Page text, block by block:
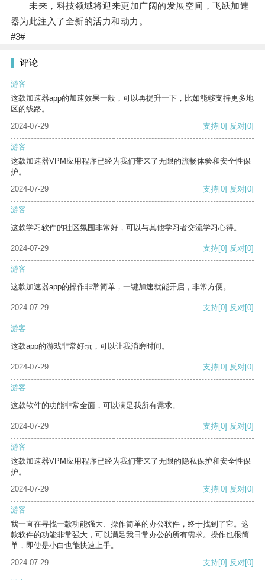
未来，科技领域将迎来更加广阔的发展空间，飞跃加速
器为此注入了全新的活力和动力。
#3#
评论
游客
这款加速器app的加速效果一般，可以再提升一下，比如能够支持更多地
区的线路。
2024-07-29
支持[0] 反对[0]
游客
这款加速器VPM应用程序已经为我们带来了无限的流畅体验和安全性保
护。
2024-07-29
支持[0] 反对[0]
游客
这款学习软件的社区氛围非常好，可以与其他学习者交流学习心得。
2024-07-29 支持[0] 反对[0]
游客
这款加速器app的操作非常简单，一键加速就能开启，非常方便。
2024-07-29 支持[0] 反对[0]
游客
这款app的游戏非常好玩，可以让我消磨时间。
2024-07-29 支持[0] 反对[0]
游客
这款软件的功能非常全面，可以满足我所有需求。
2024-07-29 支持[0] 反对[0]
游客
这款加速器VPM应用程序已经为我们带来了无限的隐私保护和安全性保
护。
2024-07-29
支持[0] 反对[0]
游客
我一直在寻找一款功能强大、操作简单的办公软件，终于找到了它。这
款软件的功能非常强大，可以满足我日常办公的所有需求。操作也很简
单，即使是小白也能快速上手。
2024-07-29
支持[0] 反对[0]